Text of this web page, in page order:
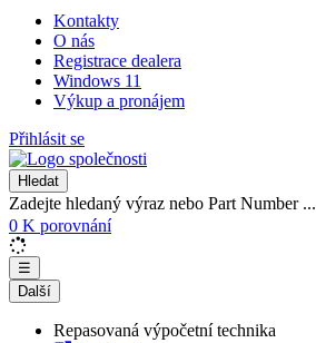
Kontakty
O nás
Registrace dealera
Windows 11
Výkup a pronájem
Přihlásit se
Hledat
Zadejte hledaný výraz nebo Part Number ...
0 K porovnání
☰
Další
Repasovaná výpočetní technika